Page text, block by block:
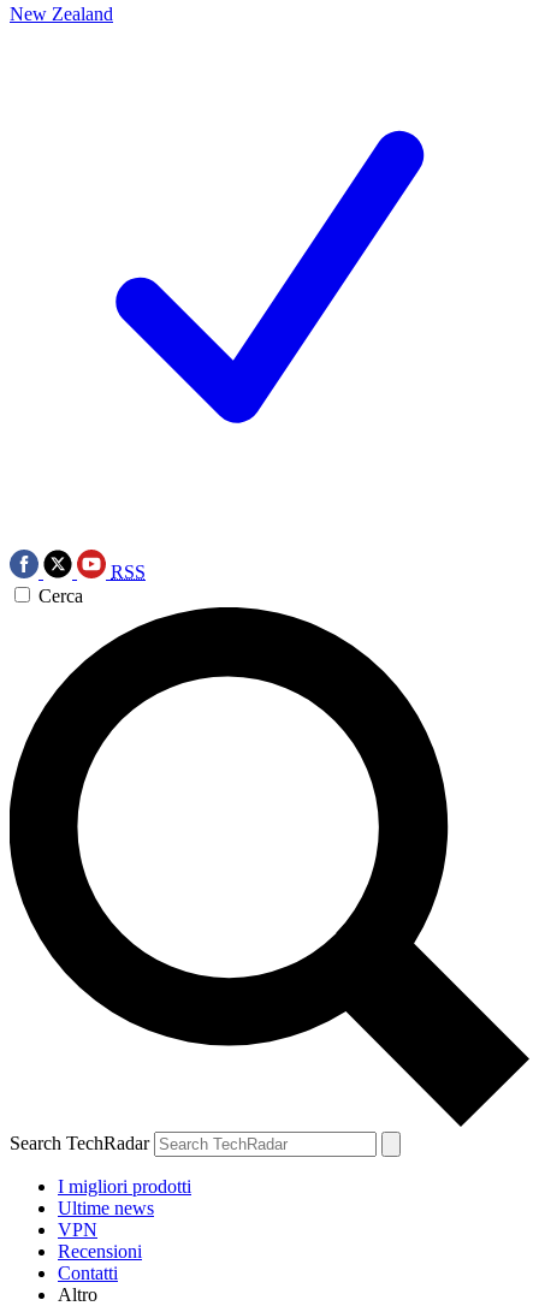
New Zealand
RSS
Cerca
Search TechRadar
I migliori prodotti
Ultime news
VPN
Recensioni
Contatti
Altro